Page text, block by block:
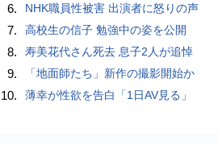
6. NHK職員性被害 出演者に怒りの声
7. 高校生の信子 勉強中の姿を公開
8. 寿美花代さん死去 息子2人が追悼
9. 「地面師たち」新作の撮影開始か
10. 薄幸が性欲を告白「1日AV見る」